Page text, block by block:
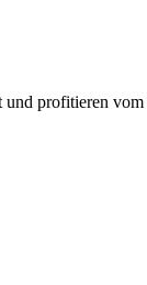
und profitieren vom